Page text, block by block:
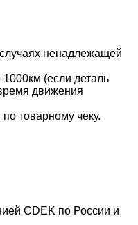
ненадлежащей
(если деталь
движения
товарному чеку.
CDEK по России и